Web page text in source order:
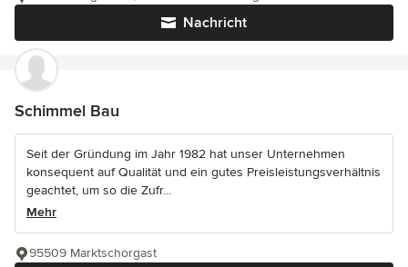
Nachricht
Schimmel Bau
Seit der Gründung im Jahr 1982 hat unser Unternehmen
konsequent auf Qualität und ein gutes Preisleistungsverhältnis
geachtet, um so die Zufr...
Mehr
95509 Marktschorgast